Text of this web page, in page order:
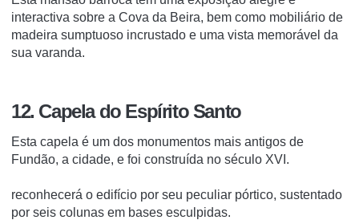
interactiva sobre a Cova da Beira, bem como mobiliário de
madeira sumptuoso incrustado e uma vista memorável da
sua varanda.
12. Capela do Espírito Santo
Esta capela é um dos monumentos mais antigos de
Fundão, a cidade, e foi construída no século XVI.
reconhecerá o edifício por seu peculiar pórtico, sustentado
por seis colunas em bases esculpidas.